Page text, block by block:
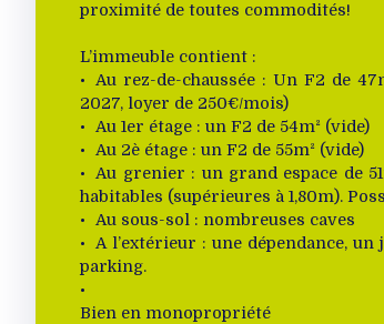
proximité de toutes commodités!
L’immeuble contient :
Au rez-de-chaussée : Un F2 de
2027, loyer de 250€/mois)
Au 1er étage : un F2 de 54m² (vide)
Au 2è étage : un F2 de 55m² (vide)
Au grenier : un grand espace de
habitables (supérieures à 1,80m).
Au sous-sol : nombreuses caves
A l’extérieur : une dépendance,
parking.
Bien en monopropriété